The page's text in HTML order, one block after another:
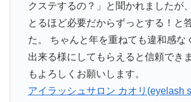
クステするの？」と聞かれましたが
とるほど必要だからずっとする！と
た。 ちゃんと年を重ねても違和感な
出来る様にしてもらえると信頼でき
もよろしくお願いします。
アイラッシュサロン カオリ(eyelash